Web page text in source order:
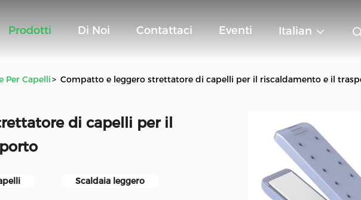
Prodotti Di Noi Contattaci Eventi Italian
Per Capelli> Compatto e leggero strettatore di capelli per il riscaldamento e il
di capelli per il
Scaldaia leggero